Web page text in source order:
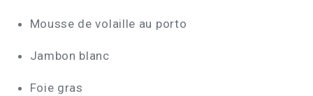
Mousse de volaille au porto
Jambon blanc
Foie gras